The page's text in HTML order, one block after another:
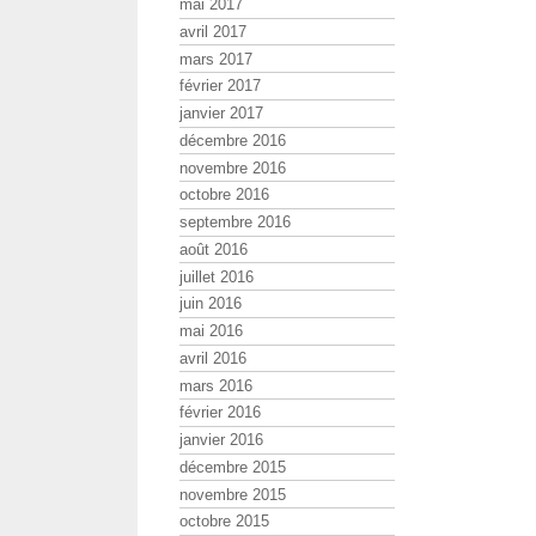
mai 2017
avril 2017
mars 2017
février 2017
janvier 2017
décembre 2016
novembre 2016
octobre 2016
septembre 2016
août 2016
juillet 2016
juin 2016
mai 2016
avril 2016
mars 2016
février 2016
janvier 2016
décembre 2015
novembre 2015
octobre 2015